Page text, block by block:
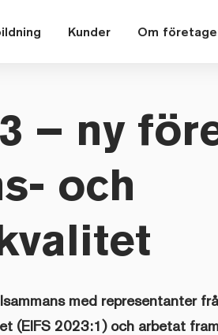
Kunder Om
– ny
och
med representanter
(EIFS 2023:1) och arbetat